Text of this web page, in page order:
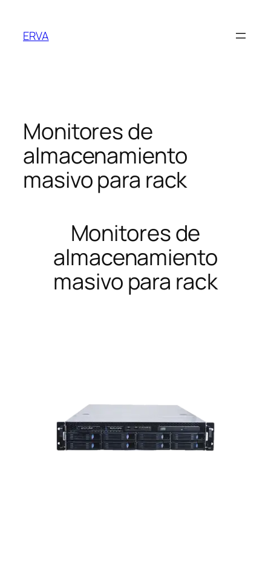
contenido
ERVA
Monitores de
almacenamiento
masivo para rack
Monitores de
almacenamiento
masivo para rack